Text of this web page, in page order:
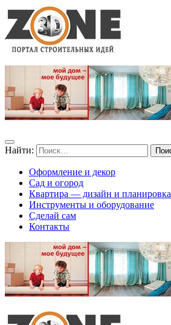
Найти:
Оформление и декор
Сад и огород
Квартира — дизайн и планировка
Инструменты и оборудование
Сделай сам
Контакты